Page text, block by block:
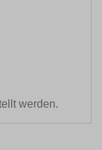
werden.